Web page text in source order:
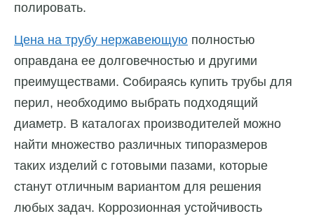
полировать.
Цена на трубу нержавеющую полностью
оправдана ее долговечностью и другими
преимуществами. Собираясь купить трубы для
перил, необходимо выбрать подходящий
диаметр. В каталогах производителей можно
найти множество различных типоразмеров
таких изделий с готовыми пазами, которые
станут отличным вариантом для решения
любых задач. Коррозионная устойчивость